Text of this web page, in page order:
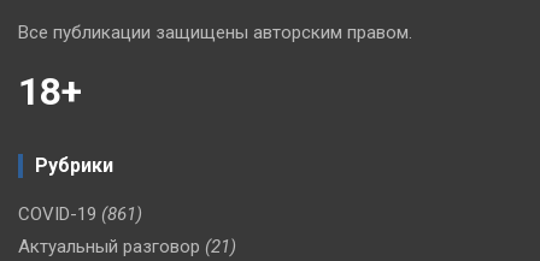
Все публикации защищены авторским правом.
18+
Рубрики
COVID-19 (861)
Актуальный разговор (21)